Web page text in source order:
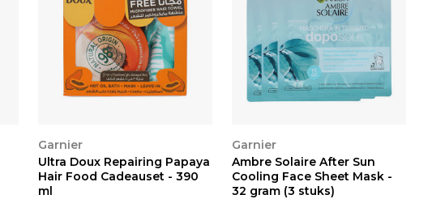
BEKIJKEN
Garnier
Ultra Doux Repairing Papaya
Hair Food Cadeauset - 390
ml
BEKIJKEN
Garnier
Ambre Solaire After Sun
Cooling Face Sheet Mask -
32 gram (3 stuks)